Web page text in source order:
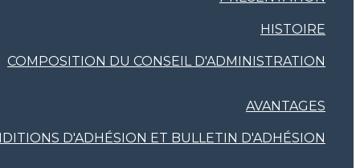
HISTOIRE
COMPOSITION DU CONSEIL D'ADMINISTRATION
AVANTAGES
D'ADHÉSION ET BULLETIN D'ADHÉSION